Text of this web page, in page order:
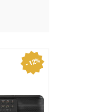
- 12%